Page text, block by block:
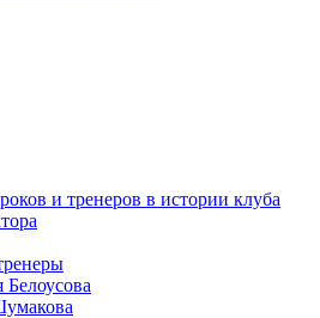
и тренеров в истории клуба